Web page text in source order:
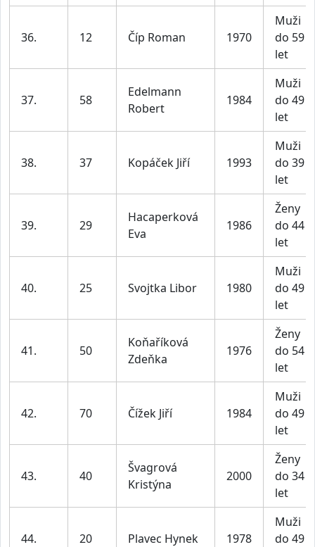
36. 12 Číp Roman 1970
Muži
do 59
let
37. 58
Edelmann
Robert
1984
Muži
do 49
let
38. 37 Kopáček Jiří 1993
Muži
do 39
let
39. 29
Hacaperková
Eva
1986
Ženy
do 44
let
40. 25 Svojtka Libor 1980
Muži
do 49
let
41. 50
Koňaříková
Zdeňka
1976
Ženy
do 54
let
42. 70 Čížek Jiří 1984
Muži
do 49
let
43. 40
Švagrová
Kristýna
2000
Ženy
do 34
let
44. 20 Plavec Hynek 1978
Muži
do 49